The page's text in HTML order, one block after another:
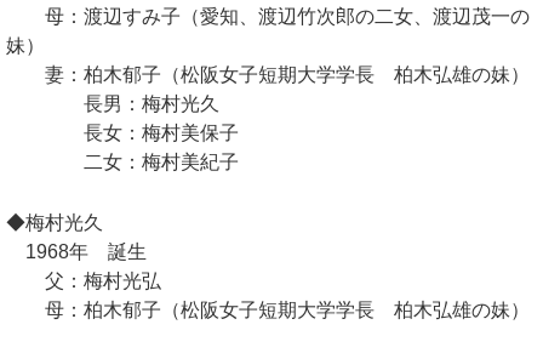
母：渡辺すみ子（愛知、渡辺竹次郎の二女、渡辺茂一の
妹）
妻：柏木郁子（松阪女子短期大学学長 柏木弘雄の妹）
長男：梅村光久
長女：梅村美保子
二女：梅村美紀子
◆梅村光久
1968年 誕生
父：梅村光弘
母：柏木郁子（松阪女子短期大学学長 柏木弘雄の妹）